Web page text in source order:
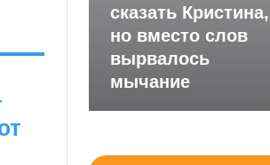
сказать Кристина,
но вместо слов
вырвалось
мычание